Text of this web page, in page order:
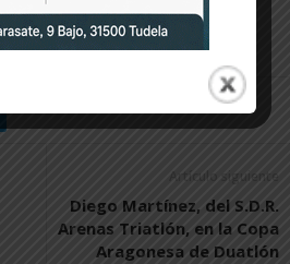
Artículo siguiente
Diego Martínez, del S.D.R.
Arenas Triatlón, en la Copa
Aragonesa de Duatlón